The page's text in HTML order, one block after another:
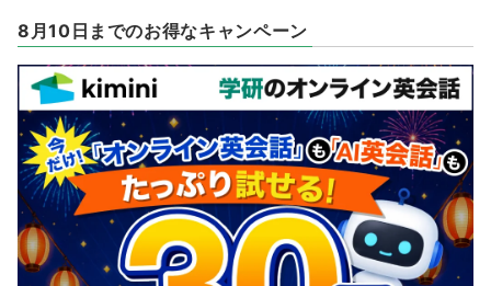
8月10日までのお得なキャンペーン